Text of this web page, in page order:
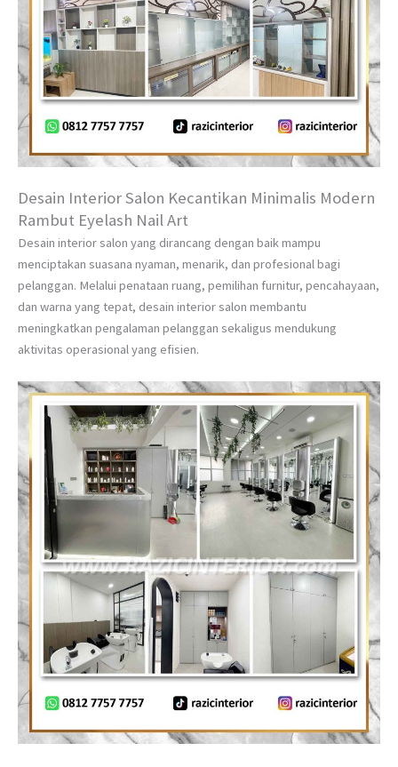
Desain Interior Salon Kecantikan Minimalis Modern
Rambut Eyelash Nail Art
Desain interior salon yang dirancang dengan baik mampu
menciptakan suasana nyaman, menarik, dan profesional bagi
pelanggan. Melalui penataan ruang, pemilihan furnitur, pencahayaan,
dan warna yang tepat, desain interior salon membantu
meningkatkan pengalaman pelanggan sekaligus mendukung
aktivitas operasional yang efisien.